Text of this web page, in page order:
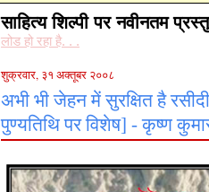
साहित्य शिल्पी पर नवीनतम
लोड हो रहा है. . .
शुक्रवार, ३१ अक्तूबर २००८
अभी भी जेहन में सुरक्षित है
पुण्यतिथि पर विशेष] - कृष्ण